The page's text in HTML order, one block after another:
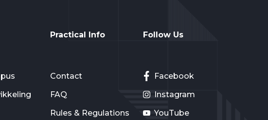
Practical Info
Contact
FAQ
Rules & Regulations
Follow Us
Facebook
Instagram
YouTube